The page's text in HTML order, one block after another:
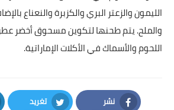
الليمون والزعتر البري والكزبرة والنعناع
والملح. يتم طحنها لتكوين مسحوق أخضر
اللحوم والأسماك في الأكلات الإماراتية.
نشر تغريد